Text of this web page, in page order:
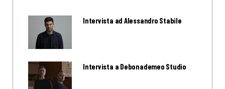
Intervista ad Alessandro Stabile
Intervista a Debonademeo Studio